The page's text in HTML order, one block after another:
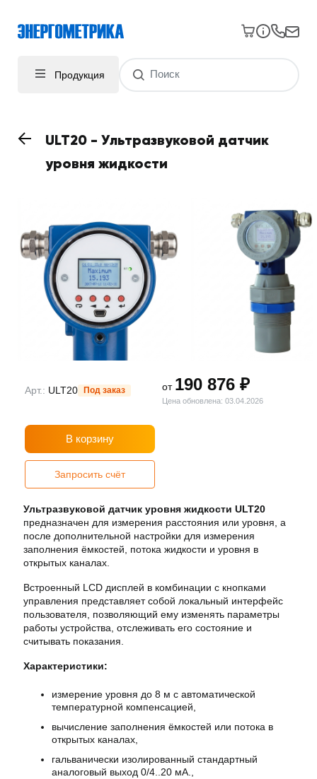
Продукция
ULT20 - Ультразвуковой датчик
уровня жидкости
Арт.: ULT20 Под заказ от 190 876 ₽
Цена обновлена: 03.04.2026
В корзину
Запросить счёт
Ультразвуковой датчик уровня жидкости ULT20
предназначен для измерения расстояния или уровня, а
после дополнительной настройки для измерения
заполнения ёмкостей, потока жидкости и уровня в
открытых каналах.
Встроенный LCD дисплей в комбинации с кнопками
управления представляет собой локальный интерфейс
пользователя, позволяющий ему изменять параметры
работы устройства, отслеживать его состояние и
считывать показания.
Характеристики:
измерение уровня до 8 м с автоматической
температурной компенсацией,
вычисление заполнения ёмкостей или потока в
открытых каналах,
гальванически изолированный стандартный
аналоговый выход 0/4..20 мА.,